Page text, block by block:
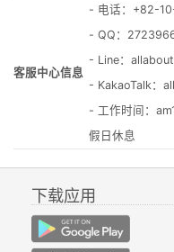
客服中心信息
- 电话：+82-
- QQ：
- Line：
- KakaoTalk：
- 工作时间：
假日休息
下载应用